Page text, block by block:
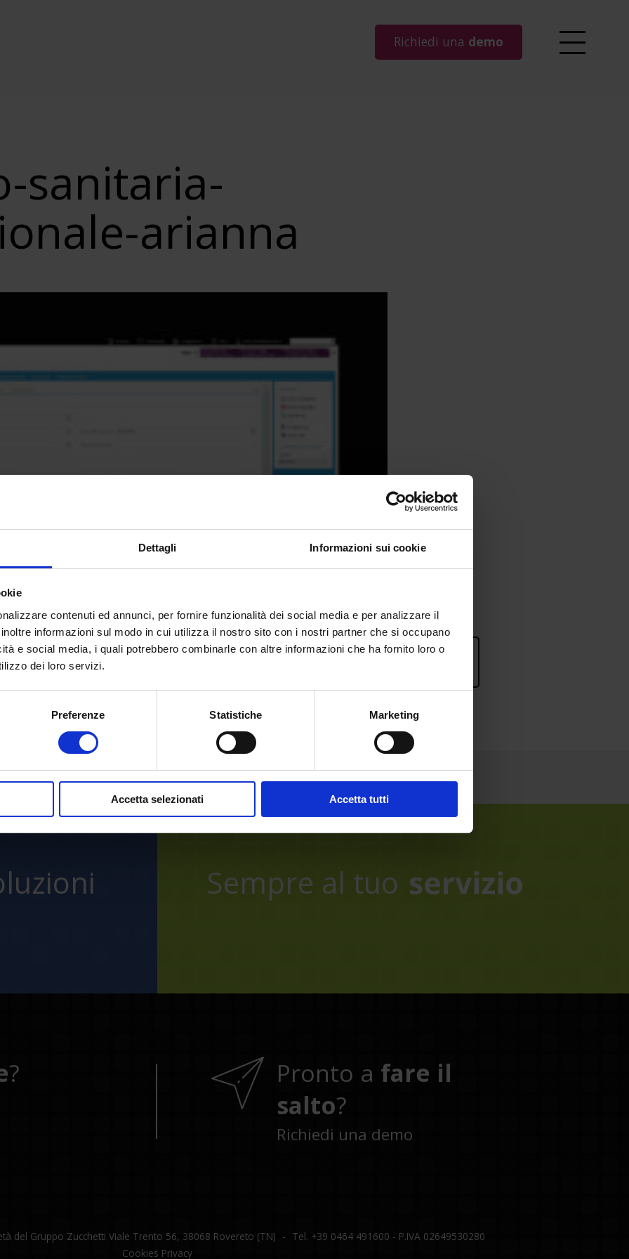
Dettagli Informazioni sui cookie
contenuti ed annunci, per fornire funzionalità dei social media e per analizzare il
informazioni sul modo in cui utilizza il nostro sito con i nostri partner che si occupano
e social media, i quali potrebbero combinarle con altre informazioni che ha fornito loro o
dei loro servizi.
Preferenze Statistiche Marketing
Accetta selezionati Accetta tutti
Richiedi una demo
sanitaria-
arianna
Richiedi unademo personalizzata
Torna indietro
Sempre al tuo
? Pronto a fare il
salto?
Richiedi una demo
del Gruppo Zucchetti Viale Trento 56, 38068 Rovereto (TN)
Tel. +39 0464 491600 - P.IVA 02649530280
Cookies Privacy